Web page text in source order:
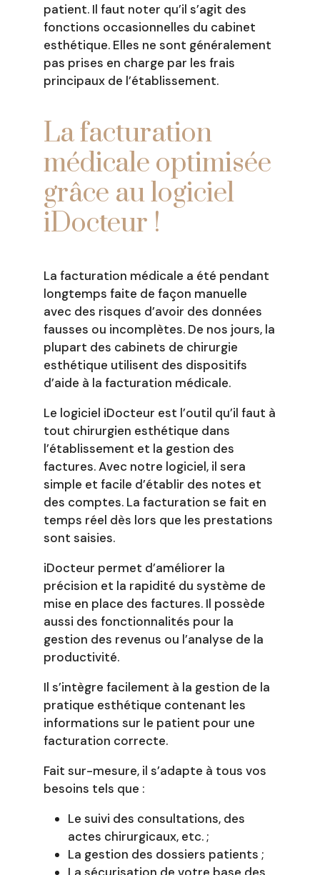
patient. Il faut noter qu’il s’agit des
fonctions occasionnelles du cabinet
esthétique. Elles ne sont généralement
pas prises en charge par les frais
principaux de l’établissement.
La facturation
médicale optimisée
grâce au logiciel
iDocteur !
La facturation médicale a été pendant
longtemps faite de façon manuelle
avec des risques d’avoir des données
fausses ou incomplètes. De nos jours, la
plupart des cabinets de chirurgie
esthétique utilisent des dispositifs
d’aide à la facturation médicale.
Le logiciel iDocteur est l’outil qu’il faut à
tout chirurgien esthétique dans
l’établissement et la gestion des
factures. Avec notre logiciel, il sera
simple et facile d’établir des notes et
des comptes. La facturation se fait en
temps réel dès lors que les prestations
sont saisies.
iDocteur permet d’améliorer la
précision et la rapidité du système de
mise en place des factures. Il possède
aussi des fonctionnalités pour la
gestion des revenus ou l’analyse de la
productivité.
Il s’intègre facilement à la gestion de la
pratique esthétique contenant les
informations sur le patient pour une
facturation correcte.
Fait sur-mesure, il s’adapte à tous vos
besoins tels que :
Le suivi des consultations, des
actes chirurgicaux, etc. ;
La gestion des dossiers patients ;